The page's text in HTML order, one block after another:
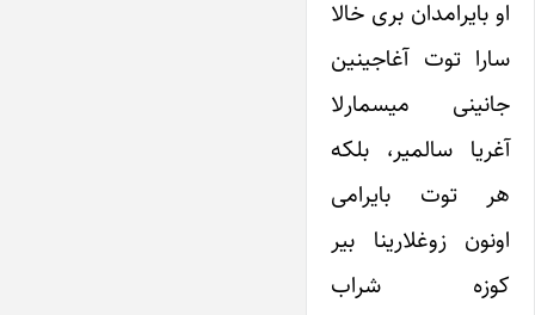
او بایرامدان بری خالا
سارا توت آغاجینین
جانینی میسمارلا
آغریا سالمیر، بلکه
هر توت بایرامی
اونون زوغلارینا بیر
کوزه شراب